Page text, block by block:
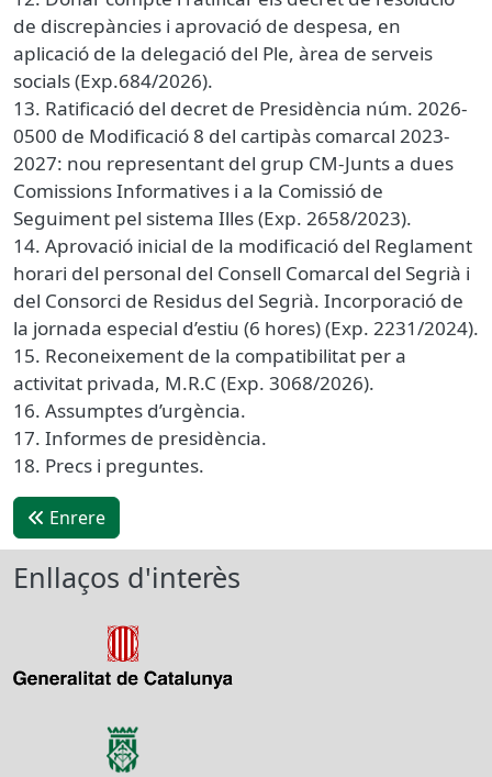
de discrepàncies i aprovació de despesa, en
aplicació de la delegació del Ple, àrea de serveis
socials (Exp.684/2026).
13. Ratificació del decret de Presidència núm. 2026-
0500 de Modificació 8 del cartipàs comarcal 2023-
2027: nou representant del grup CM-Junts a dues
Comissions Informatives i a la Comissió de
Seguiment pel sistema Illes (Exp. 2658/2023).
14. Aprovació inicial de la modificació del Reglament
horari del personal del Consell Comarcal del Segrià i
del Consorci de Residus del Segrià. Incorporació de
la jornada especial d’estiu (6 hores) (Exp. 2231/2024).
15. Reconeixement de la compatibilitat per a
activitat privada, M.R.C (Exp. 3068/2026).
16. Assumptes d’urgència.
17. Informes de presidència.
18. Precs i preguntes.
Enrere
Enllaços d'interès